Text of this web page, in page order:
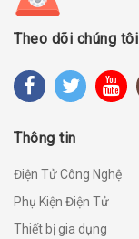
Theo dõi chúng tôi
Thông tin
Điện Tử Công Nghệ
Phụ Kiện Điện Tử
Thiết bị gia dụng